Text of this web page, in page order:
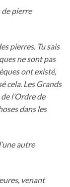
de pierre
pierres. Tu sais
ne sont pas
ont existé,
cela. Les Grands
l’Ordre de
dans les
autre
venant